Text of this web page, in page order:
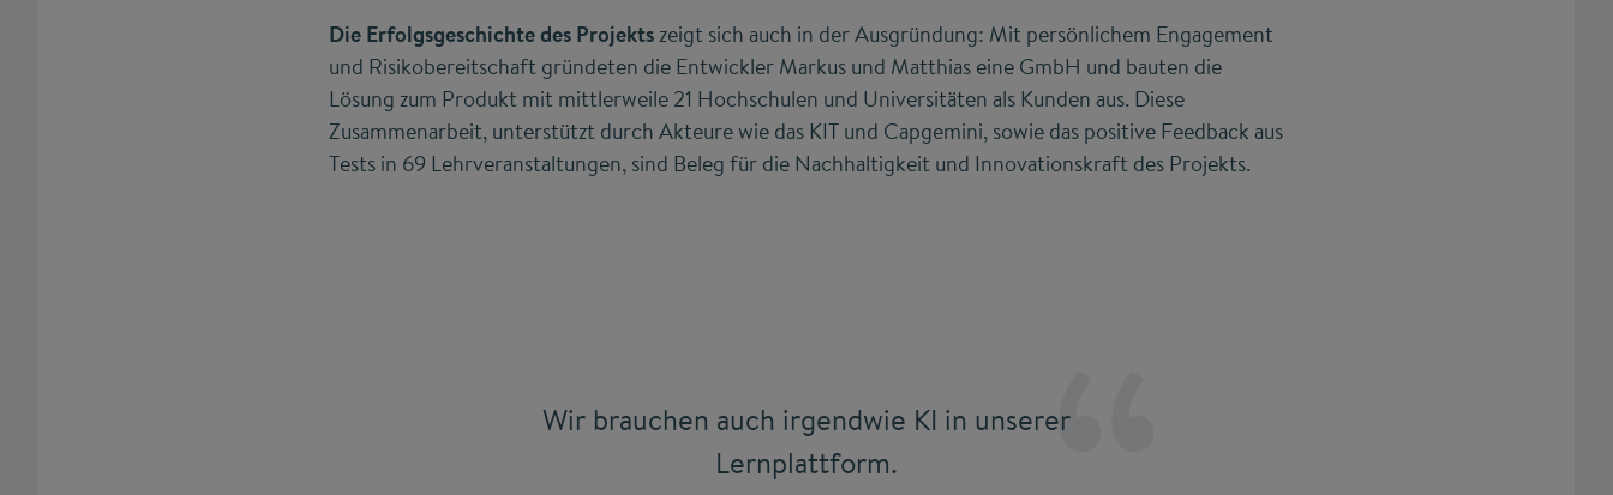
Die Erfolgsgeschichte des Projekts zeigt sich auch in der Ausgründung: Mit persönlichem Engagement
und Risikobereitschaft gründeten die Entwickler Markus und Matthias eine GmbH und bauten die
Lösung zum Produkt mit mittlerweile 21 Hochschulen und Universitäten als Kunden aus. Diese
Zusammenarbeit, unterstützt durch Akteure wie das KIT und Capgemini, sowie das positive Feedback aus
Tests in 69 Lehrveranstaltungen, sind Beleg für die Nachhaltigkeit und Innovationskraft des Projekts.
Wir brauchen auch irgendwie KI in unserer
Lernplattform.